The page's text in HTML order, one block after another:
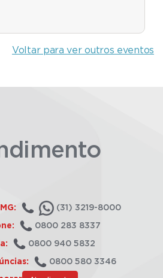
Voltar para ver outros eventos
(31) 3219-8000
0800 283 8337
0800 940 5832
0800 580 3346